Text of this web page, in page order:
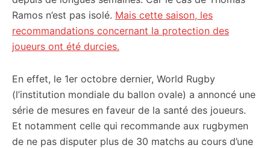
Ramos n’est pas isolé. Mais cette saison, les
recommandations concernant la protection des
joueurs ont été durcies.
En effet, le 1er octobre dernier, World Rugby
(l’institution mondiale du ballon ovale) a annoncé une
série de mesures en faveur de la santé des joueurs.
Et notamment celle qui recommande aux rugbymen
de ne pas disputer plus de 30 matchs au cours d’une